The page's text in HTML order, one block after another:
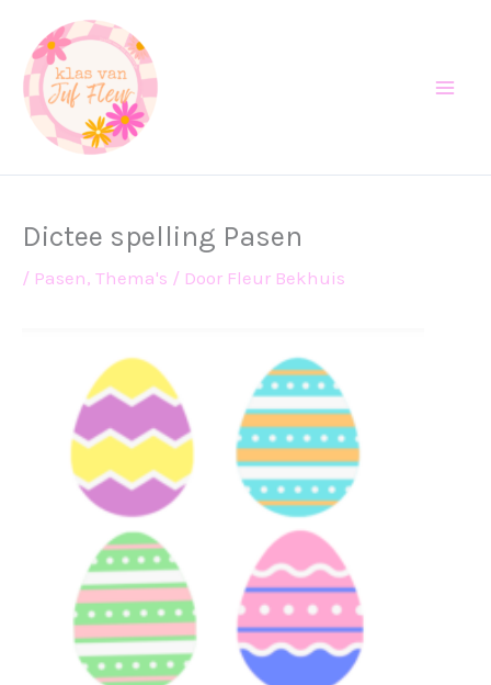
naar
inhoud
Dictee spelling Pasen
/ Pasen, Thema's / Door Fleur Bekhuis